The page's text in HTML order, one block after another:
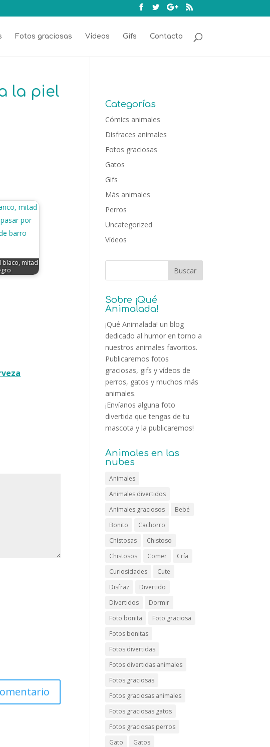
Fotos graciosas Vídeos Gifs Contacto
la piel
mitad
Categorías
Cómics animales
Disfraces animales
Fotos graciosas
Gatos
Gifs
Más animales
Perros
Uncategorized
Vídeos
Sobre ¡Qué
Animalada!
¡Qué Animalada! un blog
dedicado al humor en torno a
nuestros animales favoritos.
Publicaremos fotos
graciosas, gifs y vídeos de
perros, gatos y muchos más
animales.
¡Envíanos alguna foto
divertida que tengas de tu
mascota y la publicaremos!
Animales en las
nubes
Animales
Animales divertidos
Animales graciosos
Bebé
Bonito
Cachorro
Chistosas
Chistoso
Chistosos
Comer
Cría
Curiosidades
Cute
Disfraz
Divertido
Divertidos
Dormir
Foto bonita
Foto graciosa
Fotos bonitas
Fotos divertidas
Fotos divertidas animales
Fotos graciosas
Fotos graciosas animales
Fotos graciosas gatos
Fotos graciosas perros
Gato
Gatos